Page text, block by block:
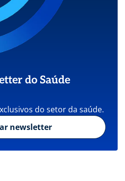
do Saúde
do setor da saúde.
newsletter